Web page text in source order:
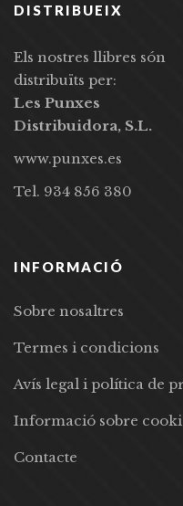
DISTRIBUEIX
Els nostres llibres són
distribuïts per:
Les Punxes
Distribuidora, S.L.
www.punxes.es
Tel. 934 856 380
INFORMACIÓ
Sobre nosaltres
Termes i condicions
Avís legal i política de
Informació sobre
Contacte